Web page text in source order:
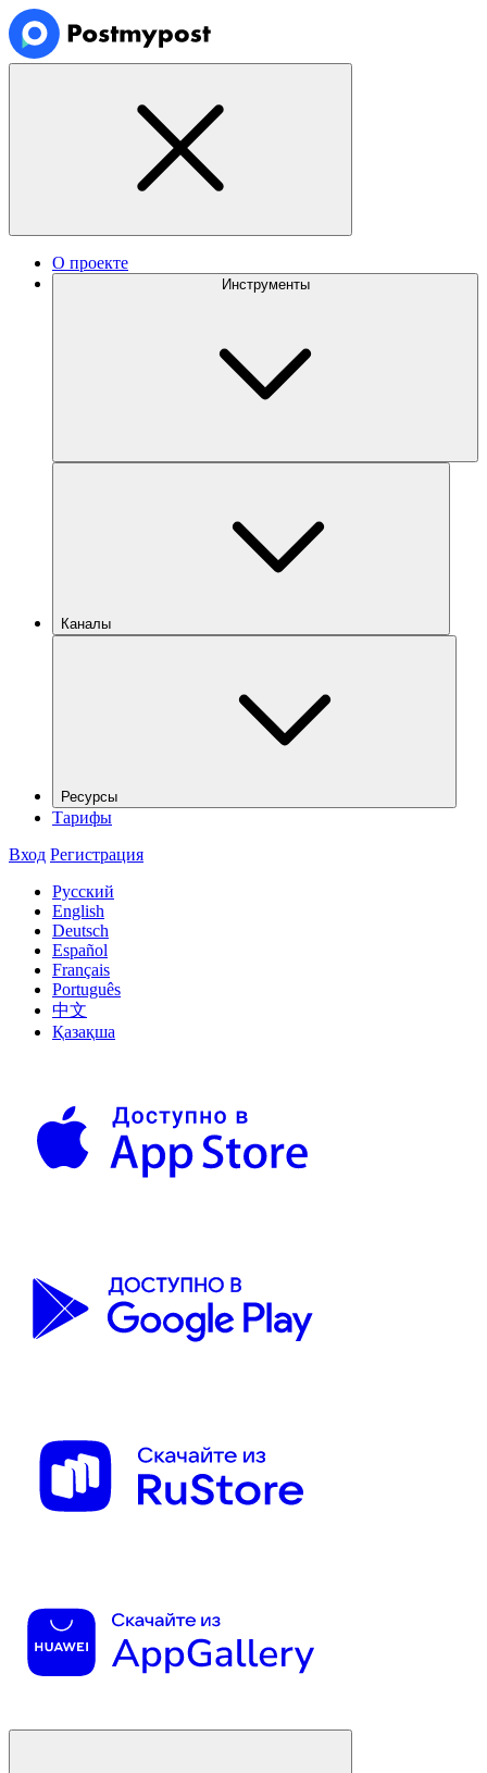
О проекте
Инструменты
Каналы
Ресурсы
Тарифы
Вход Регистрация
Русский
English
Deutsch
Español
Français
Português
中文
Қазақша